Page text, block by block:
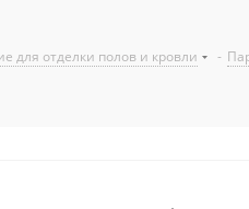
для отделки полов и кровли -